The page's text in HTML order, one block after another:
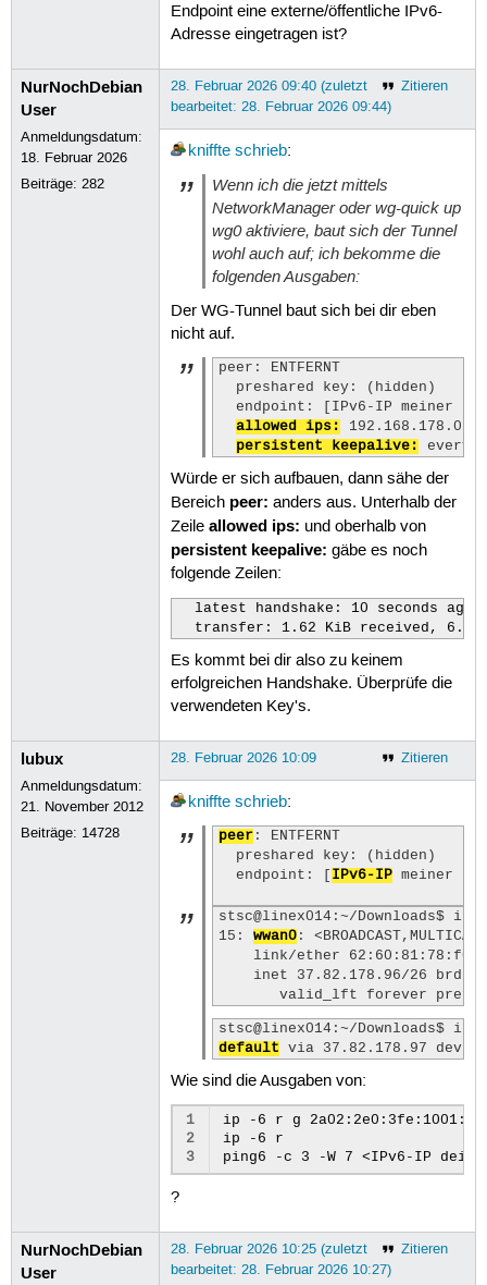
Endpoint eine externe/öffentliche IPv6-
Adresse eingetragen ist?
NurNochDebian
User
Anmeldungsdatum:
18. Februar 2026
Beiträge:282
Zitieren
28. Februar 2026 09:40 (zuletzt
bearbeitet: 28. Februar 2026 09:44)
kniffte schrieb:
Wenn ich die jetzt mittels
NetworkManager oder wg-quick up
wg0 aktiviere, baut sich der Tunnel
wohl auch auf; ich bekomme die
folgenden Ausgaben:
Der WG-Tunnel baut sich bei dir eben
nicht auf.
peer: ENTFERNT
  preshared key: (hidden)
endpoint: [IPv6-IP meiner
allowed ips:
persistent keepalive:
every
Würde er sich aufbauen, dann sähe der
Bereich peer: anders aus. Unterhalb der
Zeile allowed ips: und oberhalb von
persistent keepalive: gäbe es noch
folgende Zeilen:
  latest handshake: 10 seconds ago
transfer: 1.62 KiB received, 6.46
Es kommt bei dir also zu keinem
erfolgreichen Handshake. Überprüfe die
verwendeten Key's.
lubux
Anmeldungsdatum:
21. November 2012
Beiträge: 14728
Zitieren
28. Februar 2026 10:09
kniffte schrieb:
peer: ENTFERNT
  preshared key: (hidden)
  endpoint: [
IPv6-IP meiner
stsc@linex014:~/Downloads$ ip a
15: wwan0:
link/ether
inet 37.82.178.96/26 brd
valid_lft forever
default via 37.82.178.97 dev
Wie sind die Ausgaben von:
1
2
3
ip -6 r g
ip -6 r
?
NurNochDebian
User
Zitieren
28. Februar 2026 10:25 (zuletzt
bearbeitet: 28. Februar 2026 10:27)